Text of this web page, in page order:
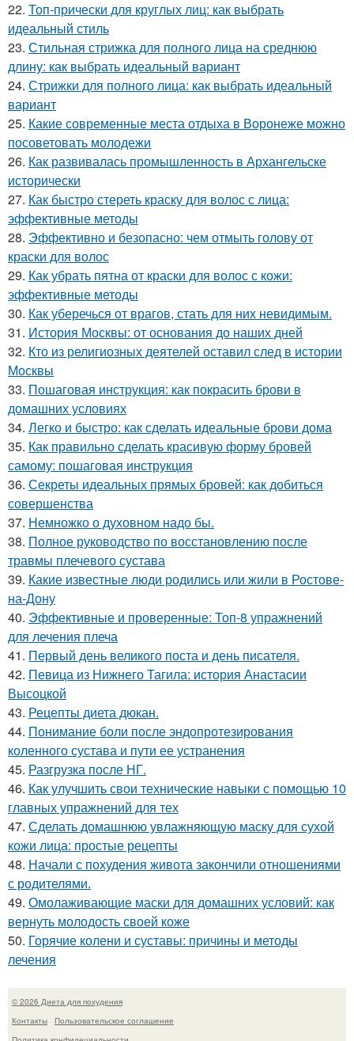
22. Топ-прически для круглых лиц: как выбрать
идеальный стиль
23. Стильная стрижка для полного лица на среднюю
длину: как выбрать идеальный вариант
24. Стрижки для полного лица: как выбрать идеальный
вариант
25. Какие современные места отдыха в Воронеже можно
посоветовать молодежи
26. Как развивалась промышленность в Архангельске
исторически
27. Как быстро стереть краску для волос с лица:
эффективные методы
28. Эффективно и безопасно: чем отмыть голову от
краски для волос
29. Как убрать пятна от краски для волос с кожи:
эффективные методы
30. Как уберечься от врагов, стать для них невидимым.
31. История Москвы: от основания до наших дней
32. Кто из религиозных деятелей оставил след в истории
Москвы
33. Пошаговая инструкция: как покрасить брови в
домашних условиях
34. Легко и быстро: как сделать идеальные брови дома
35. Как правильно сделать красивую форму бровей
самому: пошаговая инструкция
36. Секреты идеальных прямых бровей: как добиться
совершенства
37. Немножко о духовном надо бы.
38. Полное руководство по восстановлению после
травмы плечевого сустава
39. Какие известные люди родились или жили в Ростове-
на-Дону
40. Эффективные и проверенные: Топ-8 упражнений
для лечения плеча
41. Первый день великого поста и день писателя.
42. Певица из Нижнего Тагила: история Анастасии
Высоцкой
43. Рецепты диета дюкан.
44. Понимание боли после эндопротезирования
коленного сустава и пути ее устранения
45. Разгрузка после НГ.
46. Как улучшить свои технические навыки с помощью 10
главных упражнений для тех
47. Сделать домашнюю увлажняющую маску для сухой
кожи лица: простые рецепты
48. Начали с похудения живота закончили отношениями
с родителями.
49. Омолаживающие маски для домашних условий: как
вернуть молодость своей коже
50. Горячие колени и суставы: причины и методы
лечения
© 2026 Диета для похудения
Контакты
Пользовательское соглашение